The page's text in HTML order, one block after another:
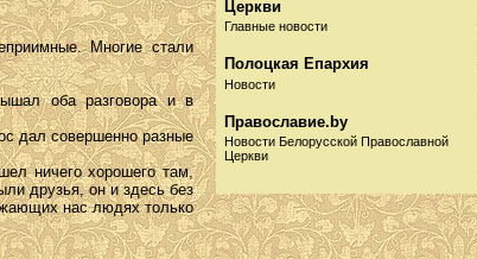
Церкви
Главные новости
Полоцкая Епархия
Новости
Православие.by
Новости Белорусской Православной
Церкви
Русская Православная
Церковь
Новости
Многие стали
оба разговора и в
дал совершенно разные
ничего хорошего там,
друзья, он и здесь без
нас людях только